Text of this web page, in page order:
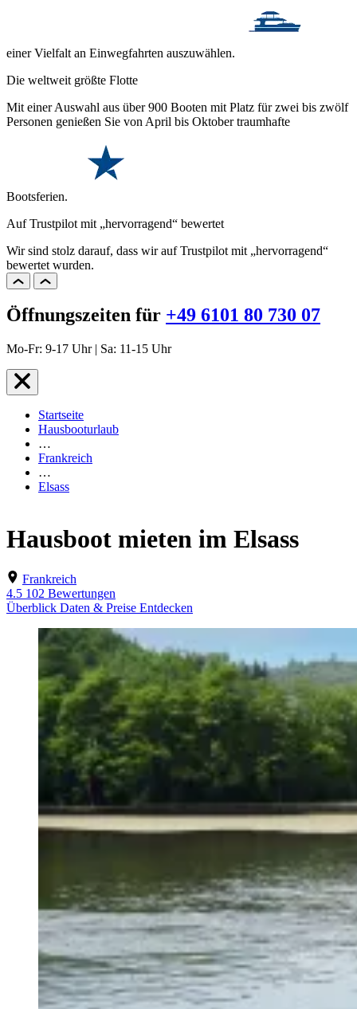
einer Vielfalt an Einwegfahrten auszuwählen.
Die weltweit größte Flotte
Mit einer Auswahl aus über 900 Booten mit Platz für zwei bis zwölf
Personen genießen Sie von April bis Oktober traumhafte
Bootsferien.
Auf Trustpilot mit „hervorragend“ bewertet
Wir sind stolz darauf, dass wir auf Trustpilot mit „hervorragend“
bewertet wurden.
Öffnungszeiten für +49 6101 80 730 07
Mo-Fr: 9-17 Uhr | Sa: 11-15 Uhr
Startseite
Hausbooturlaub
…
Frankreich
…
Elsass
Hausboot mieten im Elsass
Frankreich
4.5 102 Bewertungen
Überblick Daten & Preise Entdecken